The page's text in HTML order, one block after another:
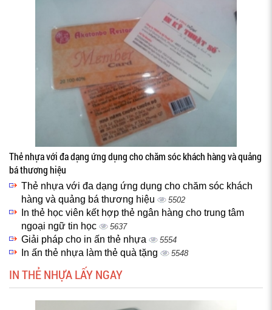
Thẻ nhựa với đa dạng ứng dụng cho chăm sóc khách hàng và quảng
bá thương hiệu
Thẻ nhựa với đa dạng ứng dụng cho chăm sóc khách
hàng và quảng bá thương hiệu
5502
In thẻ học viên kết hợp thẻ ngân hàng cho trung tâm
ngoại ngữ tin học
5637
Giải pháp cho in ấn thẻ nhựa 5554
In ấn thẻ nhựa làm thẻ quà tặng 5548
IN THẺ NHỰA LẤY NGAY